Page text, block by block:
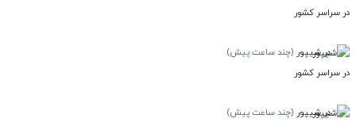
در سراسر کشور
در شیپور (چند ساعت پیش)
در سراسر کشور
در شیپور (چند ساعت پیش)